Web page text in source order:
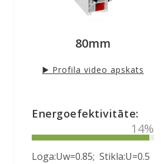
Vācijas furnitūra ROTO
80mm
▶️ Profila video apskats
Energoefektivitāte:
40%
Loga:Uw=0.85; Stikla:U=0.5